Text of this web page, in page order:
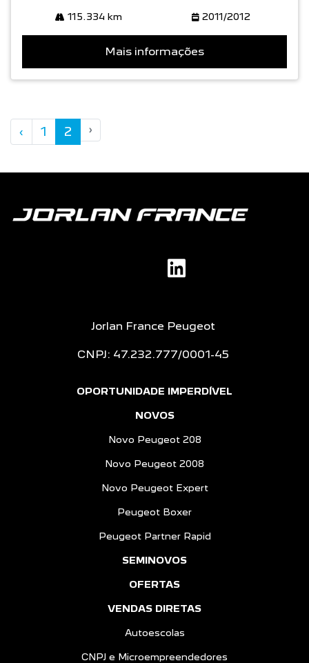
115.334 km 2011/2012
Mais informações
‹ 1 2 ›
Jorlan France Peugeot
CNPJ: 47.232.777/0001-45
OPORTUNIDADE IMPERDÍVEL
NOVOS
Novo Peugeot 208
Novo Peugeot 2008
Novo Peugeot Expert
Peugeot Boxer
Peugeot Partner Rapid
SEMINOVOS
OFERTAS
VENDAS DIRETAS
Autoescolas
CNPJ e Microempreendedores